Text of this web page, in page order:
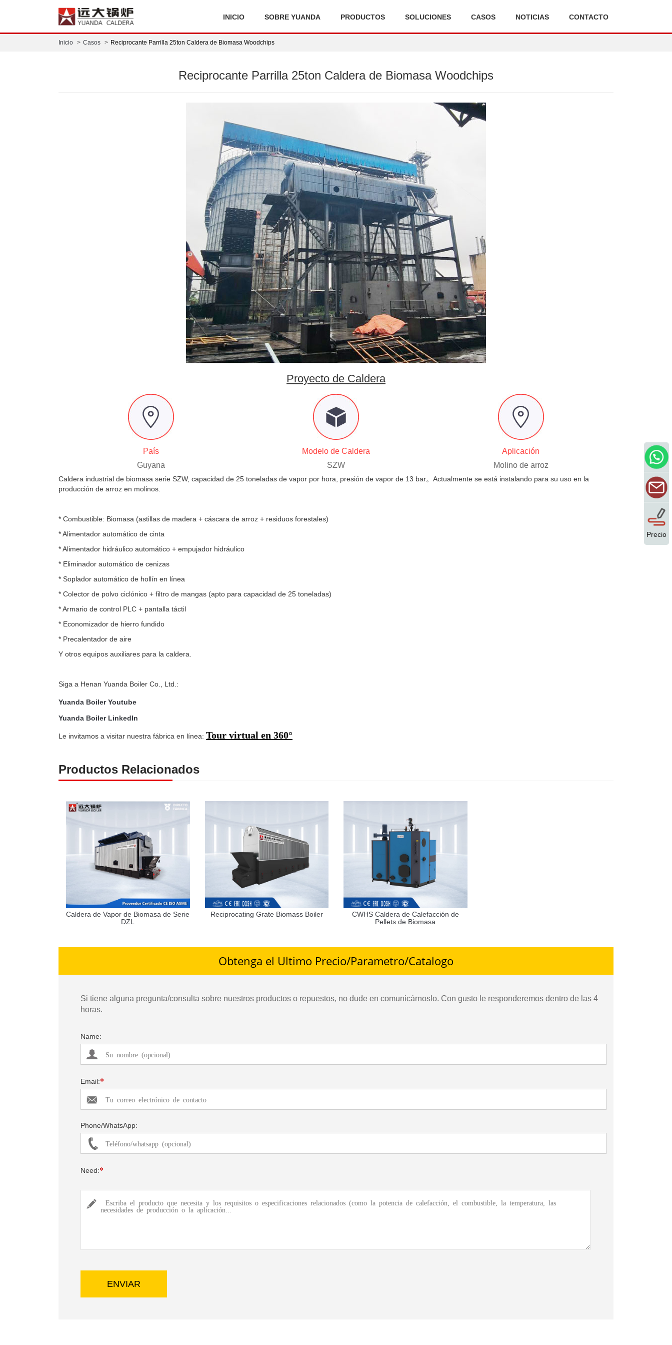
INICIO SOBRE YUANDA PRODUCTOS SOLUCIONES CASOS NOTICIAS CONTACTO
Inicio Casos Reciprocante Parrilla 25ton Caldera de Biomasa Woodchips
Precio
Reciprocante Parrilla 25ton Caldera de Biomasa Woodchips
Proyecto de Caldera
País
Guyana
Modelo de Caldera
SZW
Aplicación
Molino de arroz
Caldera industrial de biomasa serie SZW, capacidad de 25 toneladas de vapor por hora, presión de vapor de 13 bar。Actualmente se está instalando para su uso en la
producción de arroz en molinos.
* Combustible: Biomasa (astillas de madera + cáscara de arroz + residuos forestales)
* Alimentador automático de cinta
* Alimentador hidráulico automático + empujador hidráulico
* Eliminador automático de cenizas
* Soplador automático de hollín en línea
* Colector de polvo ciclónico + filtro de mangas (apto para capacidad de 25 toneladas)
* Armario de control PLC + pantalla táctil
* Economizador de hierro fundido
* Precalentador de aire
Y otros equipos auxiliares para la caldera.
Siga a Henan Yuanda Boiler Co., Ltd.:
Yuanda Boiler Youtube
Yuanda Boiler LinkedIn
Le invitamos a visitar nuestra fábrica en línea: Tour virtual en 360°
Productos Relacionados
Caldera de Vapor de Biomasa de Serie
DZL
Reciprocating Grate Biomass Boiler
CWHS Caldera de Calefacción de
Pellets de Biomasa
Obtenga el Ultimo Precio/Parametro/Catalogo
Si tiene alguna pregunta/consulta sobre nuestros productos o repuestos, no dude en comunicárnoslo. Con gusto le responderemos dentro de las 4
horas.
Name:
Email:*
Phone/WhatsApp:
Need:*